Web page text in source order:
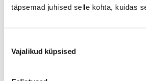
täpsemad juhised selle kohta, kuidas
valik
Vajalikud küpsised
Proovi varsti
Telefon E-R 9-17